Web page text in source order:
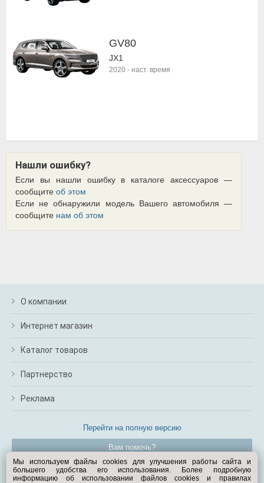
GV80
JX1
2020 - наст. время
Нашли ошибку?
Если вы нашли ошибку в каталоге аксессуаров —
сообщите об этом
Если не обнаружили модель Вашего автомобиля —
сообщите нам об этом
О компании
Интернет магазин
Каталог товаров
Партнерство
Реклама
Перейти на полную версию
Вам помочь?
© Exist.ru 1998—2026
Мы используем файлы cookies для улучшения работы сайта и
большего удобства его использования. Более подробную
информацию об использовании файлов cookies и правилах